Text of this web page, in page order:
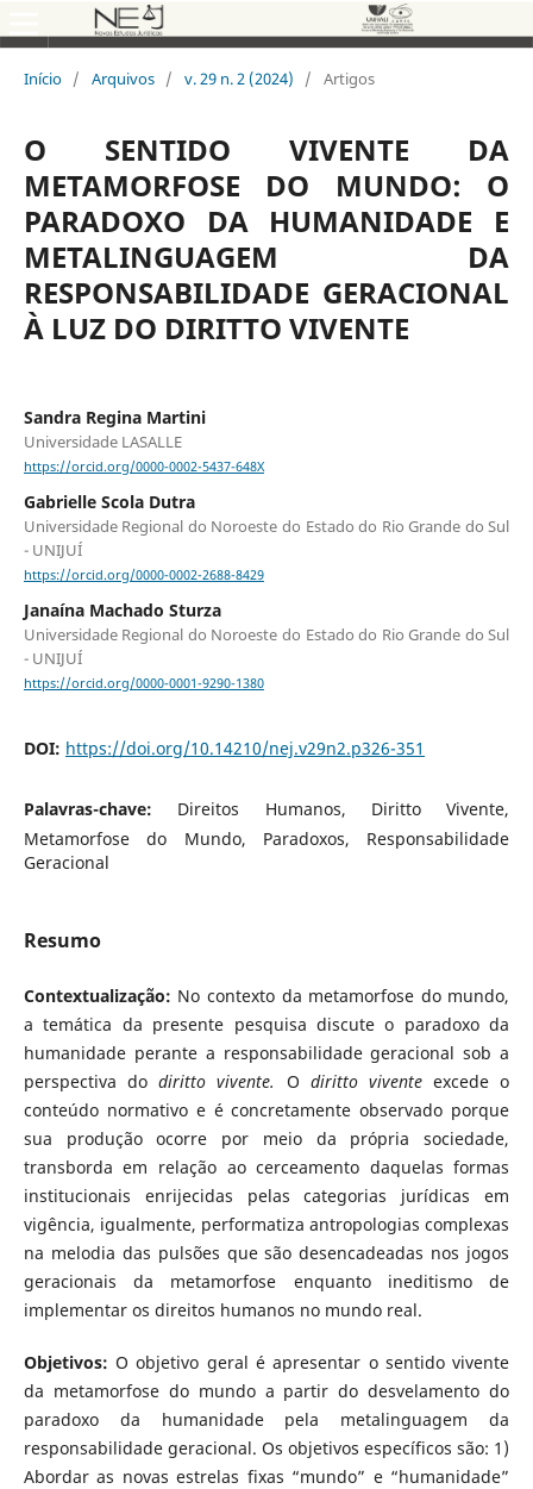
Início / Arquivos / v. 29 n. 2 (2024) / Artigos
O SENTIDO VIVENTE DA
METAMORFOSE DO MUNDO: O
PARADOXO DA HUMANIDADE E
METALINGUAGEM DA
RESPONSABILIDADE GERACIONAL
À LUZ DO DIRITTO VIVENTE
Sandra Regina Martini
Universidade LASALLE
https://orcid.org/0000-0002-5437-648X
Gabrielle Scola Dutra
Universidade Regional do Noroeste do Estado do Rio Grande do Sul
- UNIJUÍ
https://orcid.org/0000-0002-2688-8429
Janaína Machado Sturza
Universidade Regional do Noroeste do Estado do Rio Grande do Sul
- UNIJUÍ
https://orcid.org/0000-0001-9290-1380
DOI: https://doi.org/10.14210/nej.v29n2.p326-351
Palavras-chave: Direitos Humanos, Diritto Vivente,
Metamorfose do Mundo, Paradoxos, Responsabilidade
Geracional
Resumo
Contextualização: No contexto da metamorfose do mundo,
a temática da presente pesquisa discute o paradoxo da
humanidade perante a responsabilidade geracional sob a
perspectiva dodiritto vivente. O diritto viventeexcede o
conteúdo normativo e é concretamente observado porque
sua produção ocorre por meio da própria sociedade,
transborda em relação ao cerceamento daquelas formas
institucionais enrijecidas pelas categorias jurídicas em
vigência, igualmente, performatiza antropologias complexas
na melodia das pulsões que são desencadeadas nos jogos
geracionais da metamorfose enquanto ineditismo de
implementar os direitos humanos no mundo real.
Objetivos:O objetivo geral é apresentar o sentido vivente
da metamorfose do mundo a partir do desvelamento do
paradoxo da humanidade pela metalinguagem da
responsabilidade geracional. Os objetivos específicos são: 1)
Abordar as novas estrelas fixas “mundo” e “humanidade”